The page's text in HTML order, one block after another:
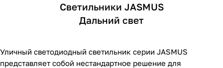
Светильники JASMUS
Дальний свет
Уличный светодиодный светильник серии JASMUS
представляет собой нестандартное решение для